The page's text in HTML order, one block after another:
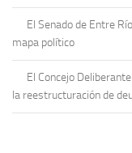
El Senado de Entre
mapa político
El Concejo
la reestructuración de